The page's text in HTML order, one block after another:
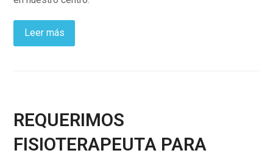
Leer más
REQUERIMOS
FISIOTERAPEUTA PARA